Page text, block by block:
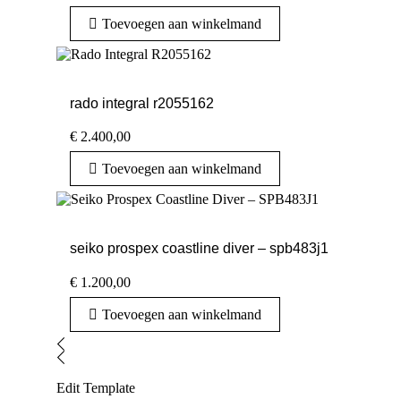
Toevoegen aan winkelmand
rado integral r2055162
€ 2.400,00
Toevoegen aan winkelmand
seiko prospex coastline diver – spb483j1
€ 1.200,00
Toevoegen aan winkelmand
Edit Template